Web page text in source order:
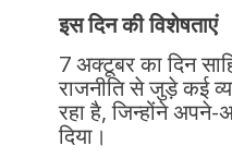
इस दिन की विशेषताएं
7 अक्टूबर का दिन
राजनीति से जुड़े कई
रहा है, जिन्होंने अपने-
दिया।